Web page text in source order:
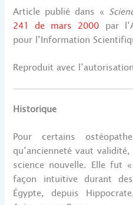
Article publié dans «
241 de mars 2000 par
pour l’Information
Reproduit avec
Historique
Pour certains
qu’ancienneté vaut
science nouvelle. Elle fut
façon intuitive durant
Égypte, depuis